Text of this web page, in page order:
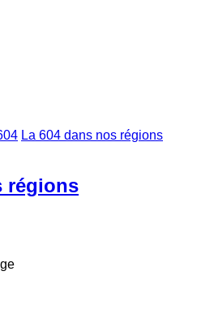
La 604 dans nos régions
régions